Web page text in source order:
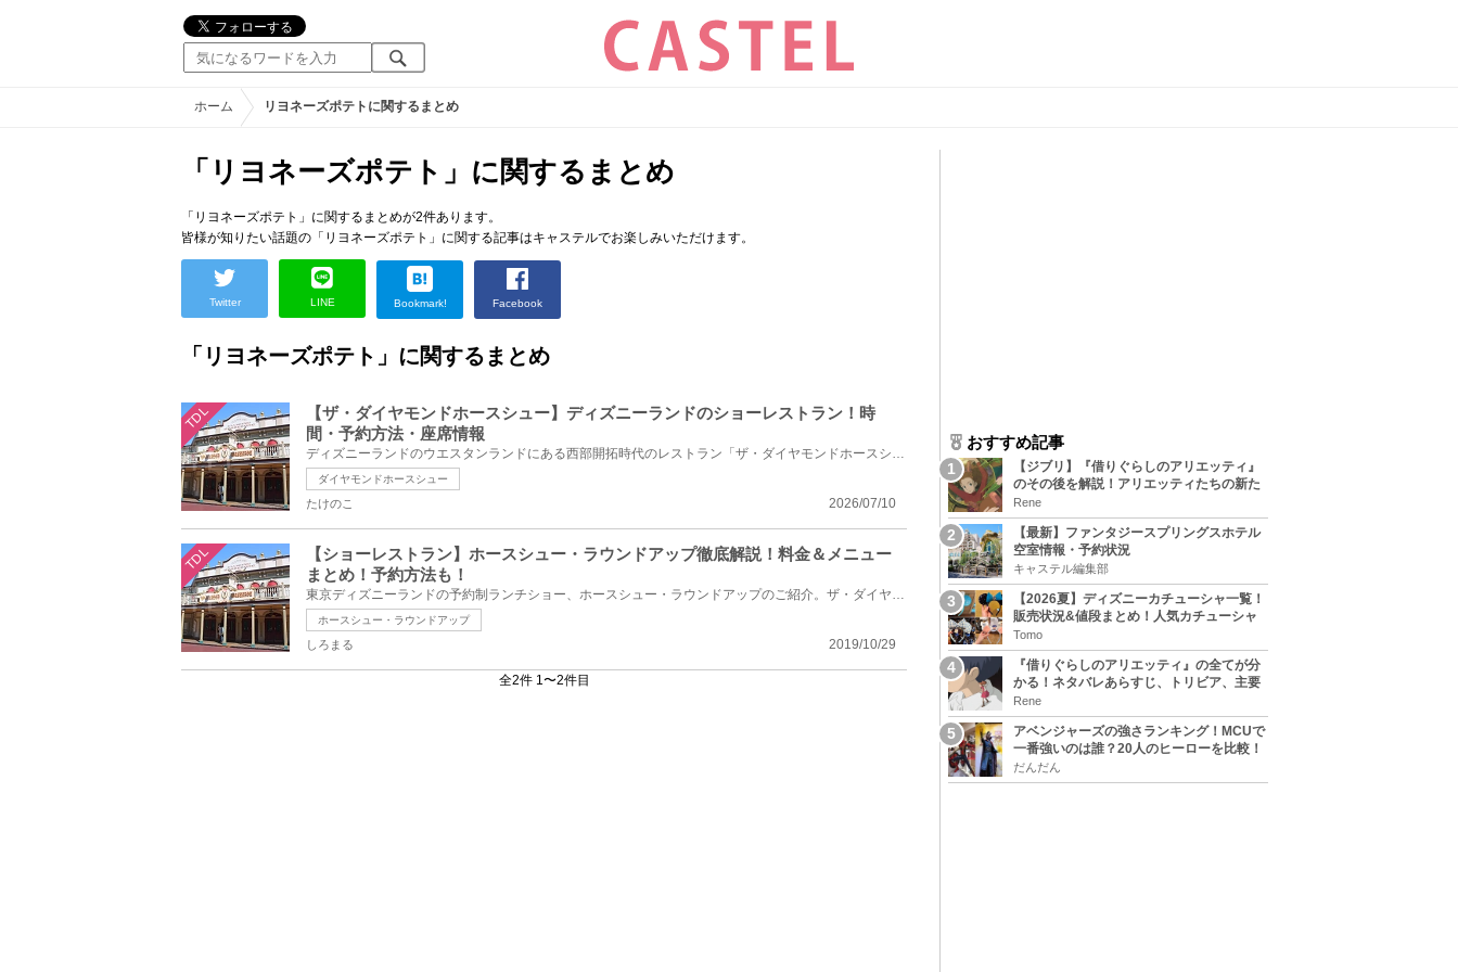
ホーム リヨネーズポテトに関するまとめ
「リヨネーズポテト」に関するまとめ
「リヨネーズポテト」に関するまとめが2件あります。
皆様が知りたい話題の「リヨネーズポテト」に関する記事はキャステルでお楽しみいただけます。
Twitter LINE Bookmark! Facebook
「リヨネーズポテト」に関するまとめ
TDL
【ザ・ダイヤモンドホースシュー】ディズニーランドのショーレストラン！時
間・予約方法・座席情報
ディズニーランドのウエスタンランドにある西部開拓時代のレストラン「ザ・ダイヤモンドホースシュー」...
ダイヤモンドホースシュー
2026/07/10
たけのこ
TDL
【ショーレストラン】ホースシュー・ラウンドアップ徹底解説！料金＆メニュー
まとめ！予約方法も！
東京ディズニーランドの予約制ランチショー、ホースシュー・ラウンドアップのご紹介。ザ・ダイヤモンド...
ホースシュー・ラウンドアップ
2019/10/29
しろまる
全2件 1〜2件目
おすすめ記事
【ジブリ】『借りぐらしのアリエッティ』
のその後を解説！アリエッティたちの新た
な住処は？翔の病気は治る？
Rene
【最新】ファンタジースプリングスホテル
空室情報・予約状況
キャステル編集部
【2026夏】ディズニーカチューシャ一覧！
販売状況&値段まとめ！人気カチューシャ
をチェック
Tomo
『借りぐらしのアリエッティ』の全てが分
かる！ネタバレあらすじ、トリビア、主要
キャラまとめ！
Rene
アベンジャーズの強さランキング！MCUで
一番強いのは誰？20人のヒーローを比較！
だんだん